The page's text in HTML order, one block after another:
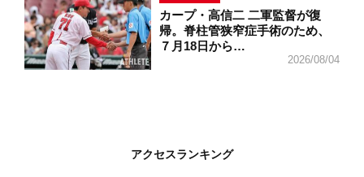
カープ・高信二 二軍監督が復
帰。脊柱管狭窄症手術のため、
７月18日から…
2026/08/04
アクセスランキング